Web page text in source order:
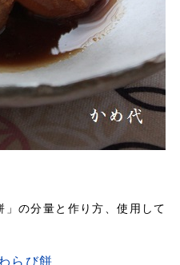
」の分量と作り方、使用して
らび餅